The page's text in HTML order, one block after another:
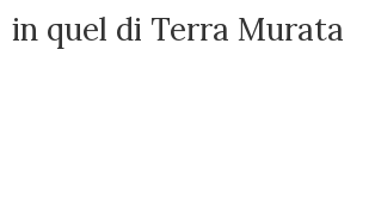
in quel di Terra Murata